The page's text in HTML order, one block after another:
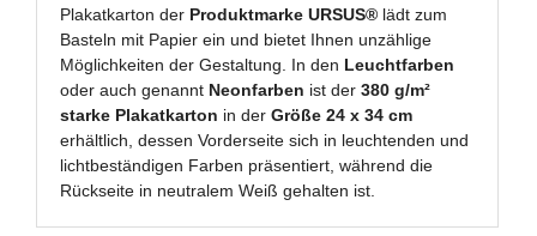
Plakatkarton der Produktmarke URSUS® lädt zum
Basteln mit Papier ein und bietet Ihnen unzählige
Möglichkeiten der Gestaltung. In den Leuchtfarben
oder auch genannt Neonfarben ist der380 g/m²
starke Plakatkarton in derGröße 24 x 34 cm
erhältlich, dessen Vorderseite sich in leuchtenden und
lichtbeständigen Farben präsentiert, während die
Rückseite in neutralem Weiß gehalten ist.